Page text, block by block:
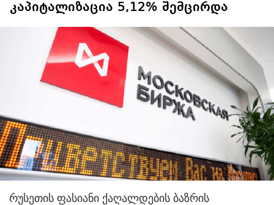
კაპიტალიზაცია 5,12% შემცირდა
რუსეთის ფასიანი ქაღალდების ბაზრის